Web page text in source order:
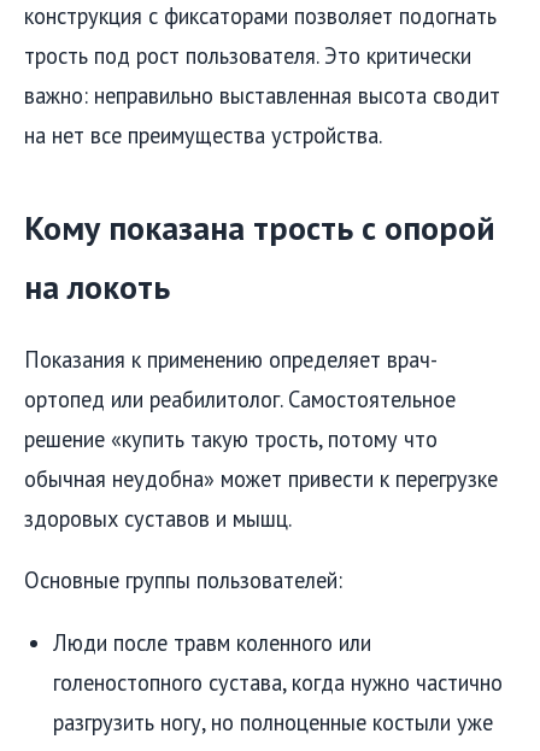
конструкция с фиксаторами позволяет подогнать
трость под рост пользователя. Это критически
важно: неправильно выставленная высота сводит
на нет все преимущества устройства.
Кому показана трость с опорой
на локоть
Показания к применению определяет врач-
ортопед или реабилитолог. Самостоятельное
решение «купить такую трость, потому что
обычная неудобна» может привести к перегрузке
здоровых суставов и мышц.
Основные группы пользователей:
Люди после травм коленного или
голеностопного сустава, когда нужно частично
разгрузить ногу, но полноценные костыли уже